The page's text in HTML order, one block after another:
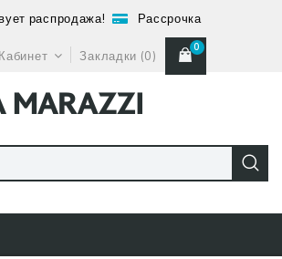
распродажа! Рассрочка
Закладки (0)
0